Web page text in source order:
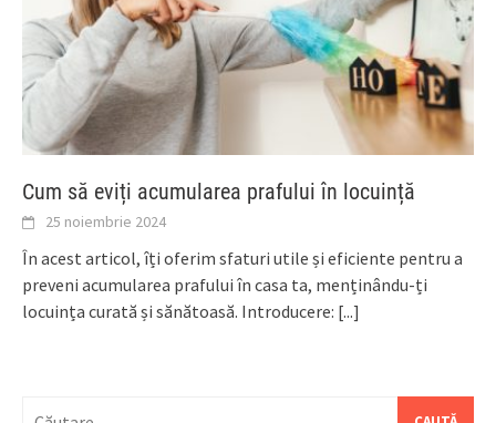
Cum să eviți acumularea prafului în locuință
25 noiembrie 2024
În acest articol, îți oferim sfaturi utile și eficiente pentru a
preveni acumularea prafului în casa ta, menținându-ți
locuința curată și sănătoasă. Introducere: [...]